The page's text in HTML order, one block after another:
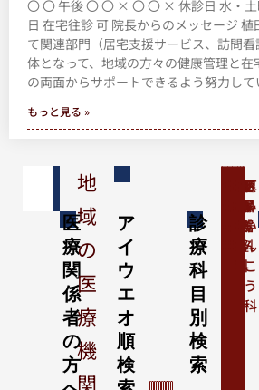
〇 〇 午後 〇 〇 × 〇 〇 × 休診日 水・
日 在宅往診 可 院長からのメッセージ
て関連部門（居宅支援サービス、訪問
体となって、地域の方々の健康管理と
の両面からサポートできるよう努力して
もっと見る »
医
療
関
係
者
の
方
地
域
の
医
療
機
関
ア
イ
ウ
エ
オ
順
検
診
療
科
目
別
検
索
小
児
科
神
経
内
科
脳
神
経
外
科
精
神
神
経
科
産
科
婦
人
科
皮
膚
科
泌
尿
器
科
眼
科
耳
鼻
い
ん
こ
う
科